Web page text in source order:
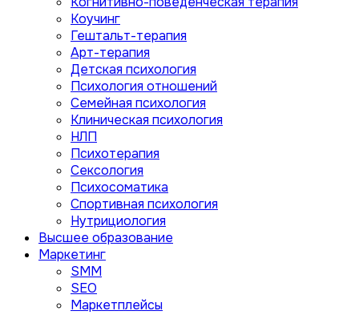
Коучинг
Гештальт-терапия
Арт-терапия
Детская психология
Психология отношений
Семейная психология
Клиническая психология
НЛП
Психотерапия
Сексология
Психосоматика
Спортивная психология
Нутрициология
Высшее образование
Маркетинг
SMM
SEO
Маркетплейсы